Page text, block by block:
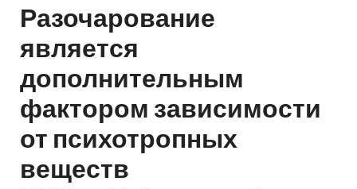
Разочарование
является
дополнительным
фактором зависимости
от психотропных
веществ